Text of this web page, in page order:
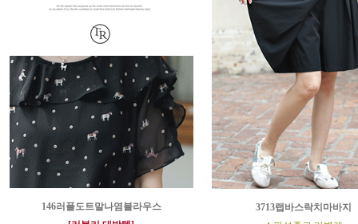
146러플도트말나염블라우스
3713랩바스락치마바지